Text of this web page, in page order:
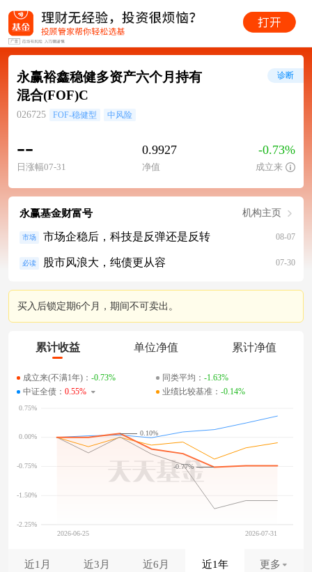
永赢裕鑫稳健多资产六个月持有
混合(FOF)C
026725 FOF-稳健型 中风险
--
日涨幅07-31
0.9927
净值
-0.73%
成立来
诊断
永赢基金财富号 机构主页
市场 市场企稳后，科技是反弹还是反转 08-07
必读 股市风浪大，纯债更从容 07-30
买入后锁定期6个月，期间不可卖出。
累计收益 单位净值 累计净值
成立来(不满1年)： -0.73% 同类平均： -1.63%
中证全债： 0.55% 业绩比较基准： -0.14%
-0.77%
0.10%
近1月 近3月 近6月 近1年 更多